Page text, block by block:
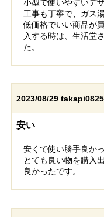
小型で使いやすいデ
工事も丁寧で、ガス
低価格でいい商品が
入する時は、生活堂
た。
2023/08/29
安い
安くて使い勝手良かっ
とても良い物を購入
良かったです。